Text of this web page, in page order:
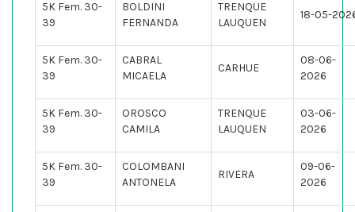
5K Fem. 30-
39
BOLDINI
FERNANDA
TRENQUE
LAUQUEN
18-05-
5K Fem. 30-
39
CABRAL
MICAELA
CARHUE
08-06-
2026
5K Fem. 30-
39
OROSCO
CAMILA
TRENQUE
LAUQUEN
03-06-
2026
5K Fem. 30-
39
COLOMBANI
ANTONELA
RIVERA
09-06-
2026